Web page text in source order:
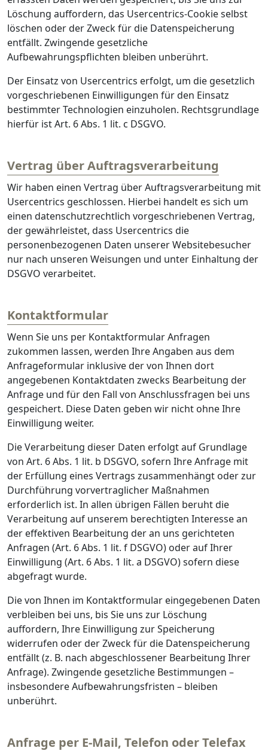
Löschung auffordern, das Usercentrics-Cookie selbst
löschen oder der Zweck für die Datenspeicherung
entfällt. Zwingende gesetzliche
Aufbewahrungspflichten bleiben unberührt.
Der Einsatz von Usercentrics erfolgt, um die gesetzlich
vorgeschriebenen Einwilligungen für den Einsatz
bestimmter Technologien einzuholen. Rechtsgrundlage
hierfür ist Art. 6 Abs. 1 lit. c DSGVO.
Vertrag über Auftragsverarbeitung
Wir haben einen Vertrag über Auftragsverarbeitung mit
Usercentrics geschlossen. Hierbei handelt es sich um
einen datenschutzrechtlich vorgeschriebenen Vertrag,
der gewährleistet, dass Usercentrics die
personenbezogenen Daten unserer Websitebesucher
nur nach unseren Weisungen und unter Einhaltung der
DSGVO verarbeitet.
Kontaktformular
Wenn Sie uns per Kontaktformular Anfragen
zukommen lassen, werden Ihre Angaben aus dem
Anfrageformular inklusive der von Ihnen dort
angegebenen Kontaktdaten zwecks Bearbeitung der
Anfrage und für den Fall von Anschlussfragen bei uns
gespeichert. Diese Daten geben wir nicht ohne Ihre
Einwilligung weiter.
Die Verarbeitung dieser Daten erfolgt auf Grundlage
von Art. 6 Abs. 1 lit. b DSGVO, sofern Ihre Anfrage mit
der Erfüllung eines Vertrags zusammenhängt oder zur
Durchführung vorvertraglicher Maßnahmen
erforderlich ist. In allen übrigen Fällen beruht die
Verarbeitung auf unserem berechtigten Interesse an
der effektiven Bearbeitung der an uns gerichteten
Anfragen (Art. 6 Abs. 1 lit. f DSGVO) oder auf Ihrer
Einwilligung (Art. 6 Abs. 1 lit. a DSGVO) sofern diese
abgefragt wurde.
Die von Ihnen im Kontaktformular eingegebenen Daten
verbleiben bei uns, bis Sie uns zur Löschung
auffordern, Ihre Einwilligung zur Speicherung
widerrufen oder der Zweck für die Datenspeicherung
entfällt (z. B. nach abgeschlossener Bearbeitung Ihrer
Anfrage). Zwingende gesetzliche Bestimmungen –
insbesondere Aufbewahrungsfristen – bleiben
unberührt.
Anfrage per E-Mail, Telefon oder Telefax